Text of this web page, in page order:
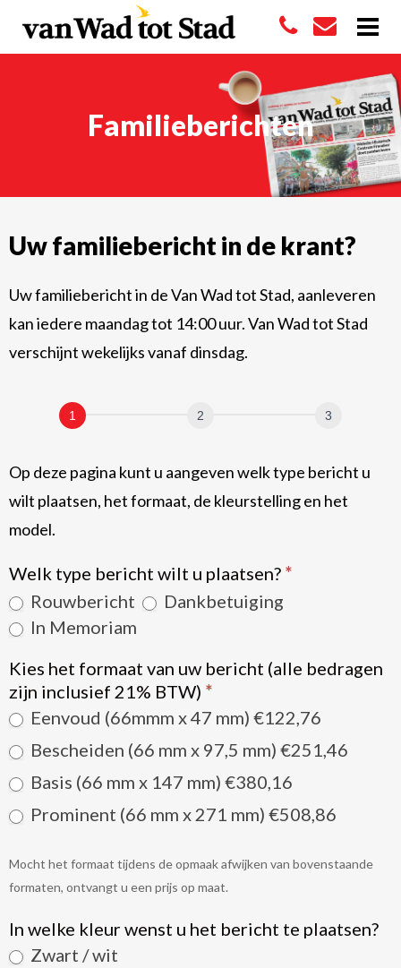
Familieberichten
Uw familiebericht in de krant?
Uw familiebericht in de Van Wad tot Stad, aanleveren
kan iedere maandag tot 14:00 uur. Van Wad tot Stad
verschijnt wekelijks vanaf dinsdag.
plaatsen
Op deze pagina kunt u aangeven welk type bericht u
wilt plaatsen, het formaat, de kleurstelling en het
model.
Welk type bericht wilt u plaatsen? *
Rouwbericht
Dankbetuiging
In Memoriam
Kies het formaat van uw bericht (alle bedragen
zijn inclusief 21% BTW) *
Eenvoud (66mmm x 47 mm) €122,76
Bescheiden (66 mm x 97,5 mm) €251,46
Basis (66 mm x 147 mm) €380,16
Prominent (66 mm x 271 mm) €508,86
Mocht het formaat tijdens de opmaak afwijken van bovenstaande
formaten, ontvangt u een prijs op maat.
In welke kleur wenst u het bericht te plaatsen?
Zwart / wit